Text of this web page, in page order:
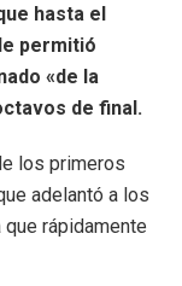
hasta el
permitió
«de la
de final.
los primeros
adelantó a los
rápidamente